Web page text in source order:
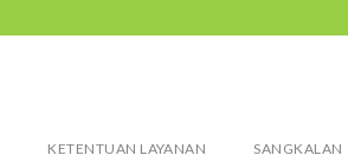
KETENTUAN LAYANAN SANGKALAN